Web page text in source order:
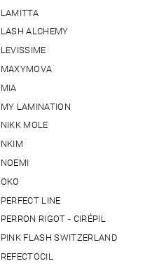
LAMITTA
LASH ALCHEMY
LEVISSIME
MAXYMOVA
MIA
MY LAMINATION
NIKK MOLE
NKIM
NOEMI
OKO
PERFECT LINE
PERRON RIGOT - CIRÉPIL
PINK FLASH SWITZERLAND
REFECTOCIL